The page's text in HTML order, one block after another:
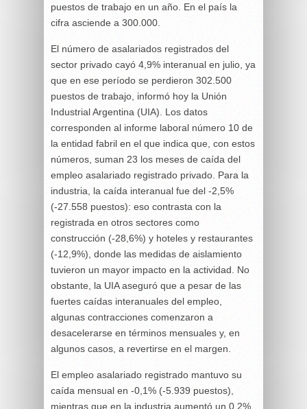
puestos de trabajo en un año. En el país la
cifra asciende a 300.000.
El número de asalariados registrados del
sector privado cayó 4,9% interanual en julio, ya
que en ese período se perdieron 302.500
puestos de trabajo, informó hoy la Unión
Industrial Argentina (UIA). Los datos
corresponden al informe laboral número 10 de
la entidad fabril en el que indica que, con estos
números, suman 23 los meses de caída del
empleo asalariado registrado privado. Para la
industria, la caída interanual fue del -2,5%
(-27.558 puestos): eso contrasta con la
registrada en otros sectores como
construcción (-28,6%) y hoteles y restaurantes
(-12,9%), donde las medidas de aislamiento
tuvieron un mayor impacto en la actividad. No
obstante, la UIA aseguró que a pesar de las
fuertes caídas interanuales del empleo,
algunas contracciones comenzaron a
desacelerarse en términos mensuales y, en
algunos casos, a revertirse en el margen.
El empleo asalariado registrado mantuvo su
caída mensual en -0,1% (-5.939 puestos),
mientras que en la industria aumentó un 0,2%